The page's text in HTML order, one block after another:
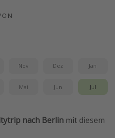
Nov Dez Jan
Mai Jun Jul
nach Berlin mit diesem